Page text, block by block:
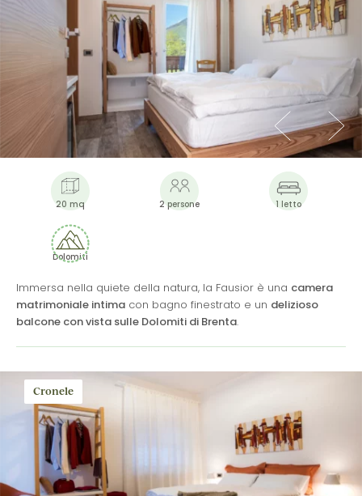
20 mq 2 persone 1 letto
Dolomiti
Immersa nella quiete della natura, la Fausior è una camera
matrimoniale intima con bagno finestrato e un delizioso
balcone con vista sulle Dolomiti di Brenta.
Cronele